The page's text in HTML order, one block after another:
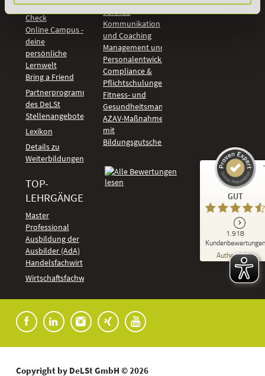
Aufstiegs-BAföG
Check
Online Campus -
deine
persönliche
Lernwelt
Bring a Friend
Partnerprogramm
des DeLSt
Stellenangebote
Lexikon
Details zu
Weiterbildungen
TOP-
LEHRGÄNGE
Master
Professional
Ausbildung der
Ausbilder (AdA)
Handelsfachwirt
Wirtschaftsfachwirt
Vertrieb
Kommunikation
und Coaching
Management und
Personalentwicklung
Compliance &
Pflichtschulungen
Fitness- und
Gesundheitsmanagement
AZAV-Maßnahmen
mit
Bildungsgutschein
GUT
1.918
Kundenbewertungen
Authentizität
Kundenbewertungen und Erfahrungen zu
DeLSt - Deutsches eLearning Studieninstitut
92
%
Empfehlungen auf
ProvenExpert.com
anderen Quellen
Copyright by DeLSt GmbH © 2026